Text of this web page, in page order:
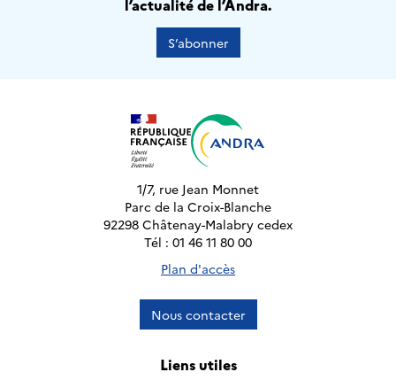
l’actualité de l’Andra.
S’abonner
1/7, rue Jean Monnet
Parc de la Croix-Blanche
92298 Châtenay-Malabry cedex
Tél : 01 46 11 80 00
Plan d'accès
Nous contacter
Liens utiles